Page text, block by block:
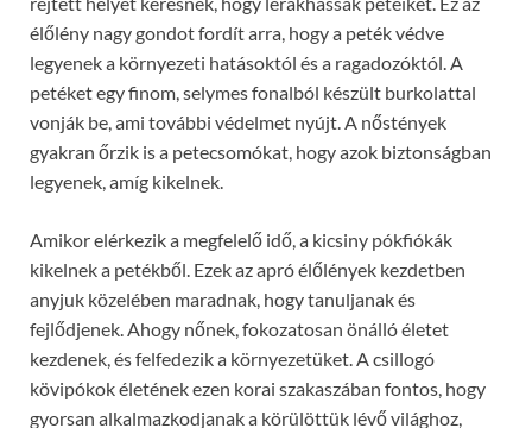
élőlény nagy gondot fordít arra, hogy a peték védve
legyenek a környezeti hatásoktól és a ragadozóktól. A
petéket egy finom, selymes fonalból készült burkolattal
vonják be, ami további védelmet nyújt. A nőstények
gyakran őrzik is a petecsomókat, hogy azok biztonságban
legyenek, amíg kikelnek.
Amikor elérkezik a megfelelő idő, a kicsiny pókfiókák
kikelnek a petékből. Ezek az apró élőlények kezdetben
anyjuk közelében maradnak, hogy tanuljanak és
fejlődjenek. Ahogy nőnek, fokozatosan önálló életet
kezdenek, és felfedezik a környezetüket. A csillogó
kövipókok életének ezen korai szakaszában fontos, hogy
gyorsan alkalmazkodjanak a körülöttük lévő világhoz,